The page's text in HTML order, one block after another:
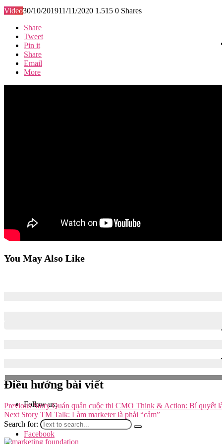
Follow us:
Facebook
Video30/10/201911/11/2020 1.515 0 Shares
Share
Tweet
Pin it
Share
Email
More
You May Also Like
Điều hướng bài viết
Previous Story Quán quân cuộc thi CMO Think & Action: Bí quyết
Next Story TM Talk: Làm marketer là phải “cảm”
Search for: